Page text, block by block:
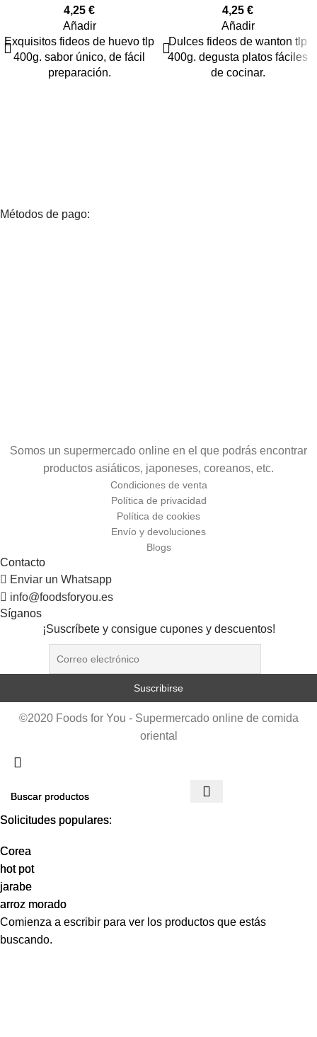
4,25 €
Añadir
Exquisitos fideos de huevo tlp
400g. sabor único, de fácil
preparación.
4,25 €
Añadir
Dulces fideos de wanton tlp
400g. degusta platos fáciles
de cocinar.
Métodos de pago:
Somos un supermercado online en el que podrás encontrar
productos asiáticos, japoneses, coreanos, etc.
Condiciones de venta
Política de privacidad
Política de cookies
Envío y devoluciones
Blogs
Contacto
Enviar un Whatsapp
info@foodsforyou.es
Síganos
¡Suscríbete y consigue cupones y descuentos!
©2020 Foods for You - Supermercado online de comida
oriental
Solicitudes populares:
Corea
hot pot
jarabe
arroz morado
Solicitudes populares:
Corea
hot pot
jarabe
arroz morado
Comienza a escribir para ver los productos que estás
buscando.